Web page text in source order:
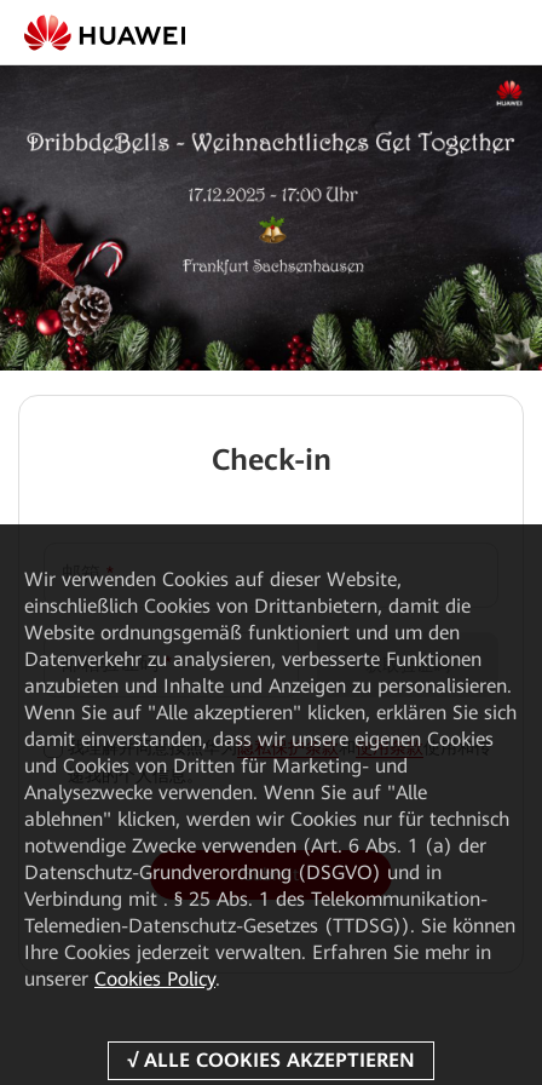
Check-in
邮箱*
邮箱验证码* 获取验证码
√ 我理解并同意按照华为隐私保护条款和使用条款 使用和传
递我的个人信息。
Submit
Wir verwenden Cookies auf dieser Website,
einschließlich Cookies von Drittanbietern, damit die
Website ordnungsgemäß funktioniert und um den
Datenverkehr zu analysieren, verbesserte Funktionen
anzubieten und Inhalte und Anzeigen zu personalisieren.
Wenn Sie auf "Alle akzeptieren" klicken, erklären Sie sich
damit einverstanden, dass wir unsere eigenen Cookies
und Cookies von Dritten für Marketing- und
Analysezwecke verwenden. Wenn Sie auf "Alle
ablehnen" klicken, werden wir Cookies nur für technisch
notwendige Zwecke verwenden (Art. 6 Abs. 1 (a) der
Datenschutz-Grundverordnung (DSGVO) und in
Verbindung mit . § 25 Abs. 1 des Telekommunikation-
Telemedien-Datenschutz-Gesetzes (TTDSG)). Sie können
Ihre Cookies jederzeit verwalten. Erfahren Sie mehr in
unserer Cookies Policy.